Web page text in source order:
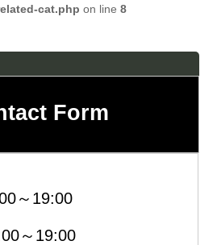
cat.php on line8
Form
～19:00
～19:00